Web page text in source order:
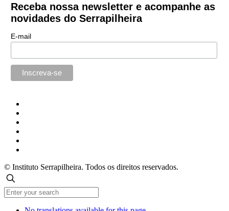
Receba nossa newsletter e acompanhe as
novidades do Serrapilheira
E-mail
© Instituto Serrapilheira. Todos os direitos reservados.